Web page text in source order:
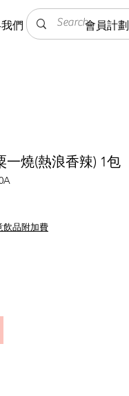
們 會員計劃
一燒(熱浪香辣) 1包
飲品附加費